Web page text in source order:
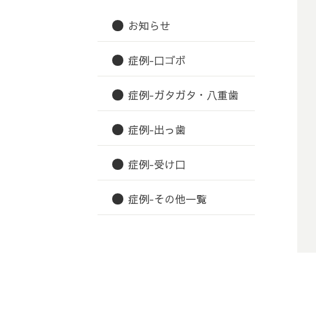
お知らせ
症例-口ゴボ
症例-ガタガタ・八重歯
症例-出っ歯
症例-受け口
症例-その他一覧